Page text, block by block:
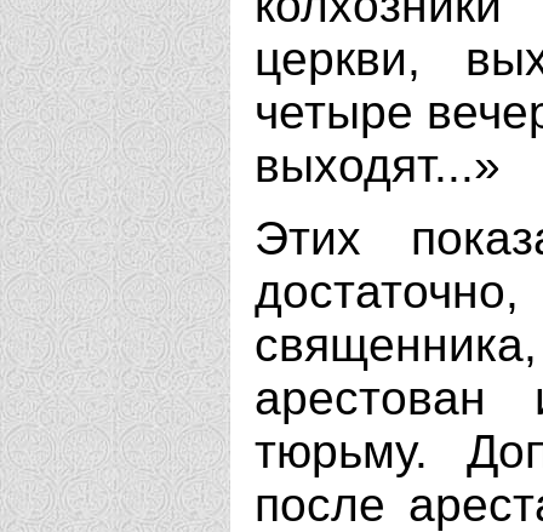
церкви,
четыре
выходят...»
Этих
тюрьму.
после